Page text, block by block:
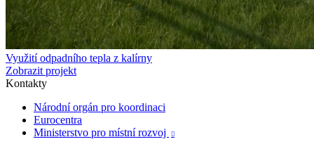
Využití odpadního tepla z kalírny
Zobrazit projekt
Kontakty
Národní orgán pro koordinaci
Eurocentra
Ministerstvo pro místní rozvoj
